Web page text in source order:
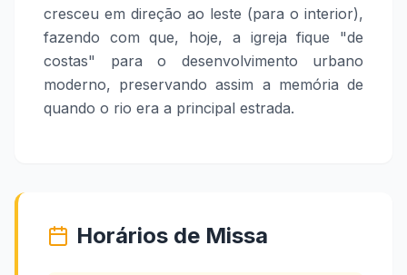
cresceu em direção ao leste (para o interior),
fazendo com que, hoje, a igreja fique "de
costas" para o desenvolvimento urbano
moderno, preservando assim a memória de
quando o rio era a principal estrada.
Horários de Missa